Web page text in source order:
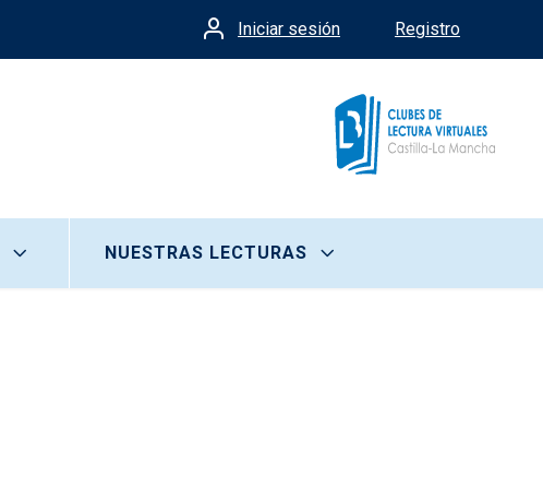
Menú de cuenta de
Iniciar sesión Registro
NUESTRAS LECTURAS